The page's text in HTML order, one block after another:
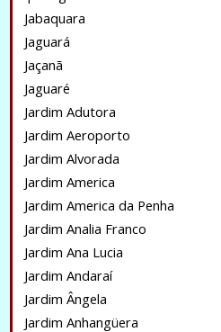
Jabaquara
Jaguará
Jaçanã
Jaguaré
Jardim Adutora
Jardim Aeroporto
Jardim Alvorada
Jardim America
Jardim America da Penha
Jardim Analia Franco
Jardim Ana Lucia
Jardim Andaraí
Jardim Ângela
Jardim Anhangüera